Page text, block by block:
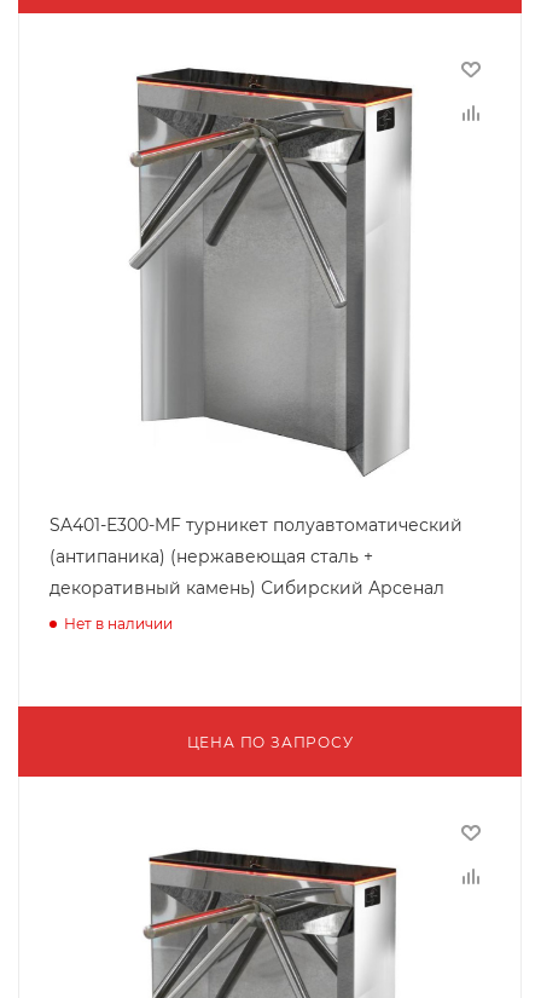
SA401-Е300-MF турникет полуавтоматический
(антипаника) (нержавеющая сталь +
декоративный камень) Сибирский Арсенал
Нет в наличии
ЦЕНА ПО ЗАПРОСУ